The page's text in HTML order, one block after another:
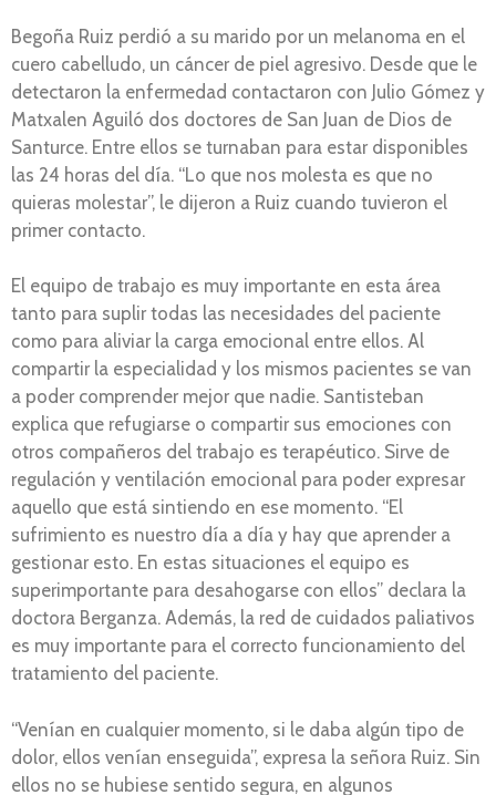
Begoña Ruiz perdió a su marido por un melanoma en el
cuero cabelludo, un cáncer de piel agresivo. Desde que le
detectaron la enfermedad contactaron con Julio Gómez y
Matxalen Aguiló dos doctores de San Juan de Dios de
Santurce. Entre ellos se turnaban para estar disponibles
las 24 horas del día. “Lo que nos molesta es que no
quieras molestar”, le dijeron a Ruiz cuando tuvieron el
primer contacto.
El equipo de trabajo es muy importante en esta área
tanto para suplir todas las necesidades del paciente
como para aliviar la carga emocional entre ellos. Al
compartir la especialidad y los mismos pacientes se van
a poder comprender mejor que nadie. Santisteban
explica que refugiarse o compartir sus emociones con
otros compañeros del trabajo es terapéutico. Sirve de
regulación y ventilación emocional para poder expresar
aquello que está sintiendo en ese momento. “El
sufrimiento es nuestro día a día y hay que aprender a
gestionar esto. En estas situaciones el equipo es
superimportante para desahogarse con ellos” declara la
doctora Berganza. Además, la red de cuidados paliativos
es muy importante para el correcto funcionamiento del
tratamiento del paciente.
“Venían en cualquier momento, si le daba algún tipo de
dolor, ellos venían enseguida”, expresa la señora Ruiz. Sin
ellos no se hubiese sentido segura, en algunos